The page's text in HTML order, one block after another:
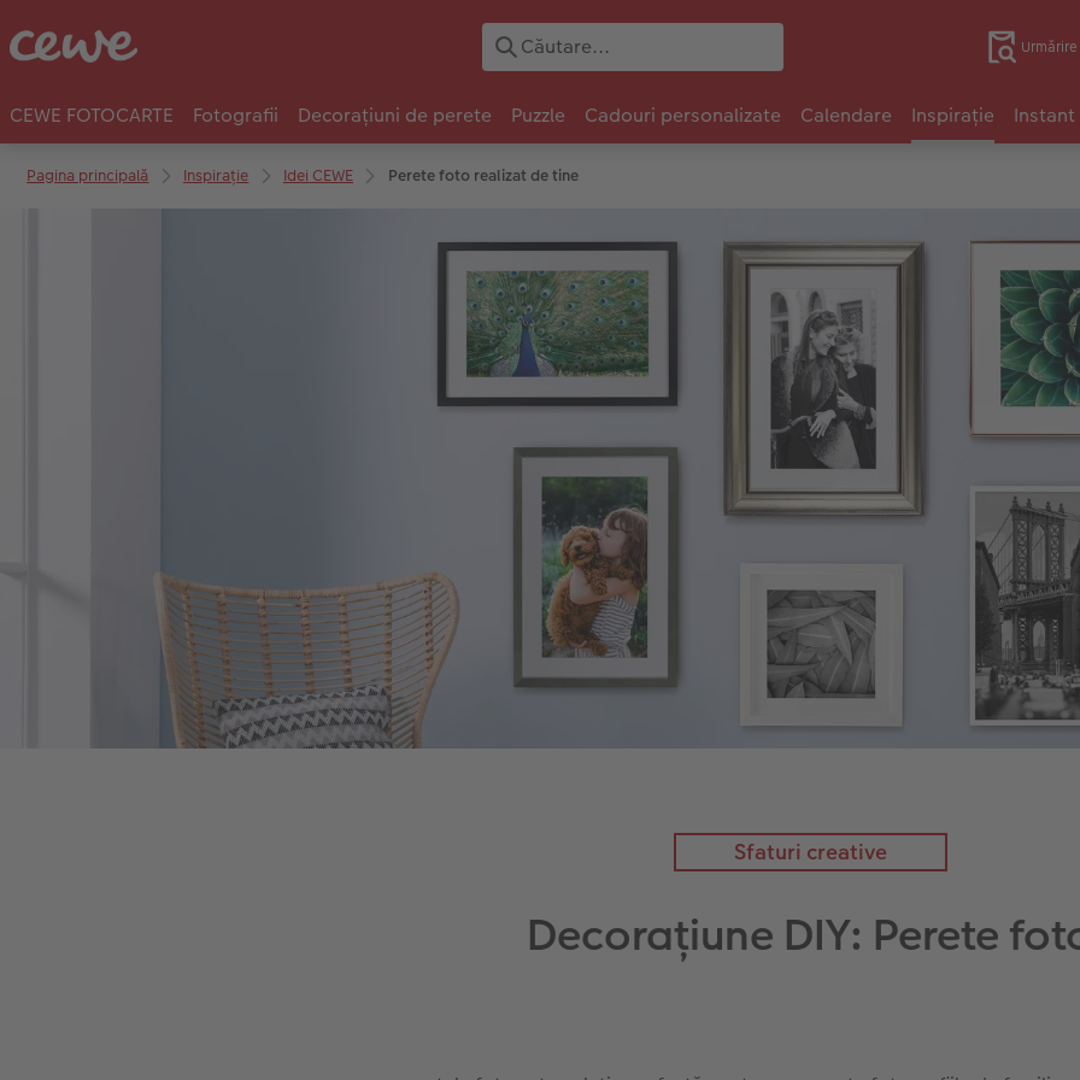
CEWE FOTOCARTE Fotografii Decorațiuni de perete Puzzle Cadouri personalizate Calendare Inspirație Instant
Pagina principală Inspirație Idei CEWE Perete foto realizat de tine
Sfaturi creative
Decorațiune DIY: Perete